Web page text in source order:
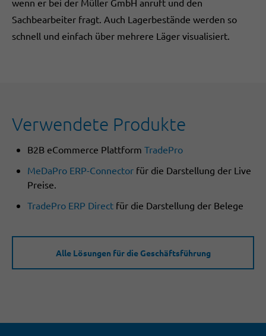
Sachbearbeiter fragt. Auch Lagerbestände werden so
schnell und einfach über mehrere Läger visualisiert.
Verwendete Produkte
B2B eCommerce Plattform TradePro
MeDaPro ERP-Connector für die Darstellung der Live
Preise.
TradePro ERP Direct für die Darstellung der Belege
Alle Lösungen für die Geschäftsführung